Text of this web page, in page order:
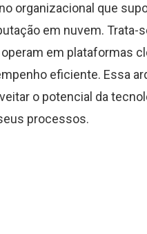
organizacional que
em nuvem. Trata-
em plataformas
eficiente. Essa
o potencial da
processos.